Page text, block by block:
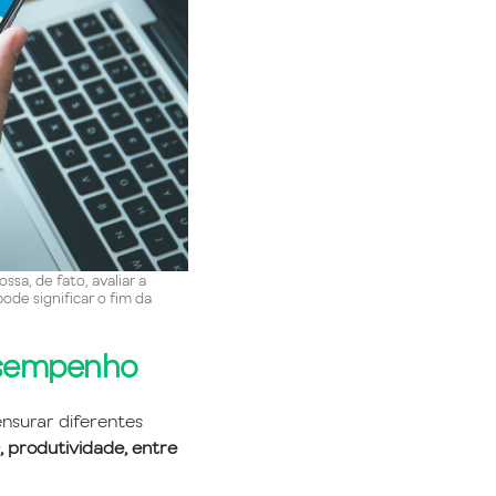
de fato, avaliar a
significar o fim da
diferentes
produtividade, entre